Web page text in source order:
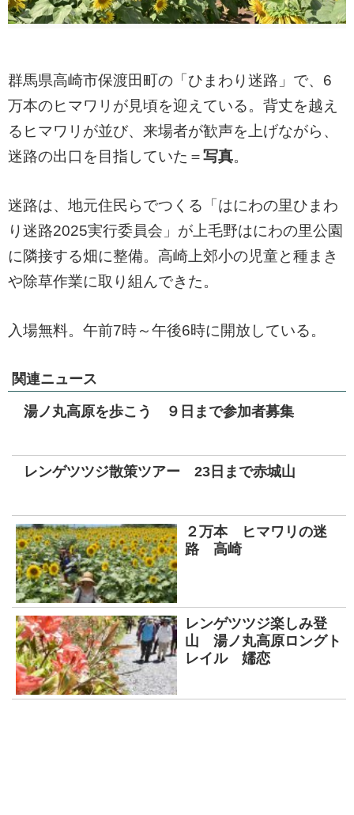
群馬県高崎市保渡田町の「ひまわり迷路」で、6
万本のヒマワリが見頃を迎えている。背丈を越え
るヒマワリが並び、来場者が歓声を上げながら、
迷路の出口を目指していた＝写真。
迷路は、地元住民らでつくる「はにわの里ひまわ
り迷路2025実行委員会」が上毛野はにわの里公園
に隣接する畑に整備。高崎上郊小の児童と種まき
や除草作業に取り組んできた。
入場無料。午前7時～午後6時に開放している。
関連ニュース
湯ノ丸高原を歩こう ９日まで参加者募集
レンゲツツジ散策ツアー 23日まで赤城山
２万本 ヒマワリの迷
路 高崎
レンゲツツジ楽しみ登
山 湯ノ丸高原ロングト
レイル 嬬恋